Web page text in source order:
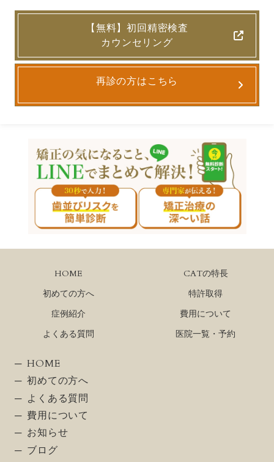
【無料】初回精密検査
カウンセリング
再診の方はこちら
HOME
CATの特長
初めての方へ
特許取得
症例紹介
費用について
よくある質問
医院一覧・予約
HOME
初めての方へ
よくある質問
費用について
お知らせ
ブログ